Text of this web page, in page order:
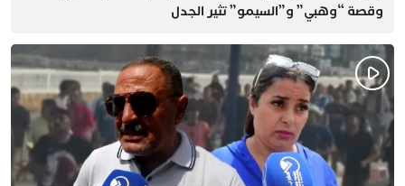
وقصة “وهبي” و”السيمو” تثير الجدل